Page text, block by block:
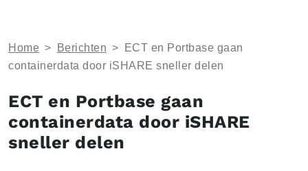
Home > Berichten >
ECT en Portbase gaan
containerdata door iSHARE sneller delen
ECT en Portbase gaan
containerdata door iSHARE
sneller delen